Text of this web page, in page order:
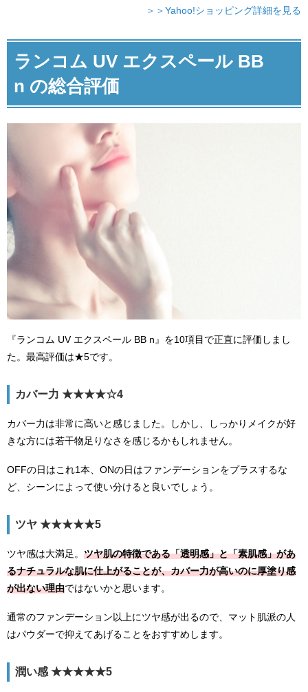
＞＞Yahoo!ショッピング詳細を見る
ランコム UV エクスペール BB
n の総合評価
『ランコム UV エクスペール BB n』を10項目で正直に評価しまし
た。最高評価は★5です。
カバー力 ★★★★☆4
カバー力は非常に高いと感じました。しかし、しっかりメイクが好
きな方には若干物足りなさを感じるかもしれません。
OFFの日はこれ1本、ONの日はファンデーションをプラスするな
ど、シーンによって使い分けると良いでしょう。
ツヤ ★★★★★5
ツヤ感は大満足。 ツヤ肌の特徴である「透明感」と「素肌感」があ
るナチュラルな肌に仕上がることが、カバー力が高いのに厚塗り感
が出ない理由ではないかと思います。
通常のファンデーション以上にツヤ感が出るので、マット肌派の人
はパウダーで抑えてあげることをおすすめします。
潤い感 ★★★★★5